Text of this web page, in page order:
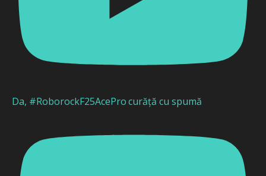
Da, #RoborockF25AcePro curăță cu spumă